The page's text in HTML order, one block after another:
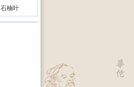
石楠叶